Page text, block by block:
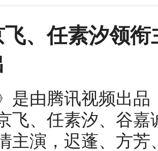
、任素汐领
是由腾讯视频出
飞、任素汐、谷
主演，迟蓬、方